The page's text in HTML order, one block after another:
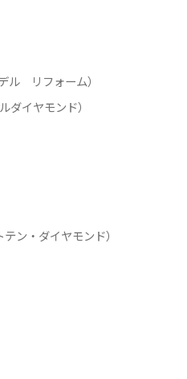
ル リフォーム）
ダイヤモンド）
ン・ダイヤモンド）